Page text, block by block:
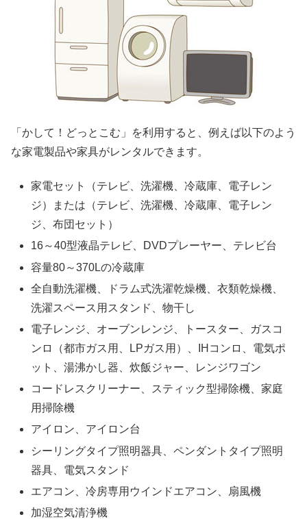
「かして！どっとこむ」を利用すると、例えば以下のよう
な家電製品や家具がレンタルできます。
家電セット（テレビ、洗濯機、冷蔵庫、電子レン
ジ）または（テレビ、洗濯機、冷蔵庫、電子レン
ジ、布団セット）
16～40型液晶テレビ、DVDプレーヤー、テレビ台
容量80～370Lの冷蔵庫
全自動洗濯機、ドラム式洗濯乾燥機、衣類乾燥機、
洗濯スペース用スタンド、物干し
電子レンジ、オーブンレンジ、トースター、ガスコ
ンロ（都市ガス用、LPガス用）、IHコンロ、電気ポ
ット、湯沸かし器、炊飯ジャー、レンジワゴン
コードレスクリーナー、スティック型掃除機、家庭
用掃除機
アイロン、アイロン台
シーリングタイプ照明器具、ペンダントタイプ照明
器具、電気スタンド
エアコン、冷房専用ウインドエアコン、扇風機
加湿空気清浄機